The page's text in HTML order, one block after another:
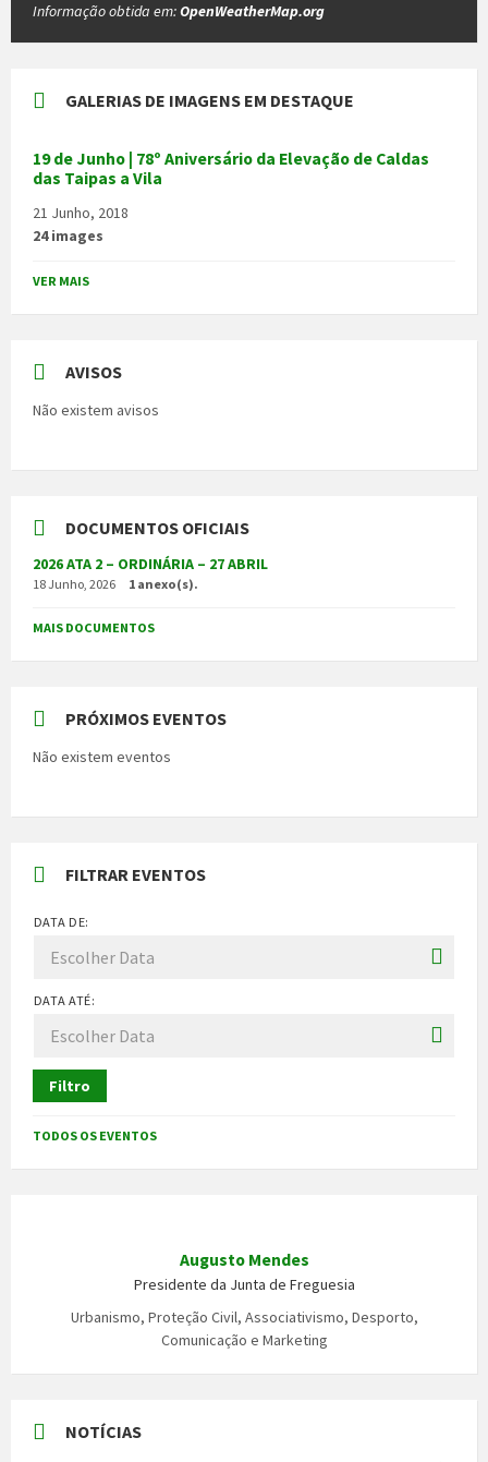
Informação obtida em:OpenWeatherMap.org
GALERIAS DE IMAGENS EM DESTAQUE
19 de Junho | 78º Aniversário da Elevação de Caldas
das Taipas a Vila
21 Junho, 2018
24 images
VER MAIS
AVISOS
Não existem avisos
DOCUMENTOS OFICIAIS
2026 ATA 2 – ORDINÁRIA – 27 ABRIL
18 Junho, 2026 1 anexo(s).
MAIS DOCUMENTOS
PRÓXIMOS EVENTOS
Não existem eventos
FILTRAR EVENTOS
DATA DE:
DATA ATÉ:
Filtro
TODOS OS EVENTOS
Augusto Mendes
Presidente da Junta de Freguesia
Urbanismo, Proteção Civil, Associativismo, Desporto,
Comunicação e Marketing
NOTÍCIAS